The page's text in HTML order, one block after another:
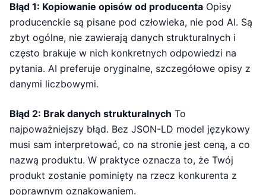
Błąd 1: Kopiowanie opisów od producenta Opisy
producenckie są pisane pod człowieka, nie pod AI. Są
zbyt ogólne, nie zawierają danych strukturalnych i
często brakuje w nich konkretnych odpowiedzi na
pytania. AI preferuje oryginalne, szczegółowe opisy z
danymi liczbowymi.
Błąd 2: Brak danych strukturalnych To
najpoważniejszy błąd. Bez JSON-LD model językowy
musi sam interpretować, co na stronie jest ceną, a co
nazwą produktu. W praktyce oznacza to, że Twój
produkt zostanie pominięty na rzecz konkurenta z
poprawnym oznakowaniem.